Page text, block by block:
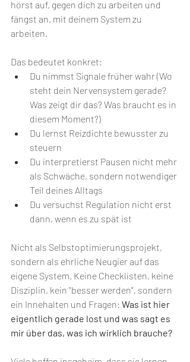
hörst auf, gegen dich zu arbeiten und
fängst an, mit deinem System zu
arbeiten.
Das bedeutet konkret:
Du nimmst Signale früher wahr (Wo
steht dein Nervensystem gerade?
Was zeigt dir das? Was braucht es in
diesem Moment?)
Du lernst Reizdichte bewusster zu
steuern
Du interpretierst Pausen nicht mehr
als Schwäche, sondern notwendiger
Teil deines Alltags
Du versuchst Regulation nicht erst
dann, wenn es zu spät ist
Nicht als Selbstoptimierungsprojekt,
sondern als ehrliche Neugier auf das
eigene System. Keine Checklisten, keine
Disziplin, kein "besser werden", sondern
ein Innehalten und Fragen: Was ist hier
eigentlich gerade lost und was sagt es
mir über das, was ich wirklich brauche?